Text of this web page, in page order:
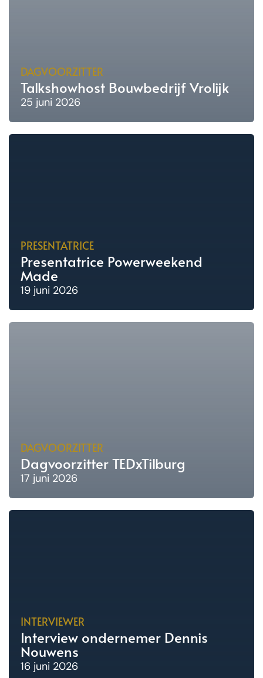
DAGVOORZITTER
Talkshowhost Bouwbedrijf Vrolijk
25 juni 2026
PRESENTATRICE
Presentatrice Powerweekend
Made
19 juni 2026
DAGVOORZITTER
Dagvoorzitter TEDxTilburg
17 juni 2026
INTERVIEWER
Interview ondernemer Dennis
Nouwens
16 juni 2026